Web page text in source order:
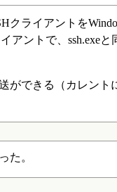
クライアントを
アントで、ssh.exeと
ができる（カレント
た。